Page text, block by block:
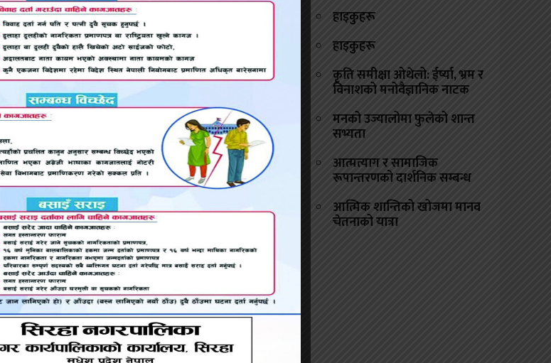
भएको परिवारमा उनका जेठा छोरा २० वर्षीय
अरु सदस्यले मेलापात गर्दै आएका थिए। घरको
छ। पीडित परिवारले दोषीलाई कडा कारबाहीको
अभियुक्त अब्दुस सलामलाई पक्राउ गरेको छ।
निरीक्षक रञ्जन मिश्रले जानकारी दिए। अन्य दुई
न्याय पाउँछ। यो घटनामा संलग्न सबैलाई कारबाही
गौशालाले जनाएको छ।
हाइकुहरू
हाइकुहरू
कृति समीक्षा ओथेलो: ईर्ष्या, भ्रम र
विनाशको मनोवैज्ञानिक नाटक
मनको उज्यालोमा फुलेको शान्त
सभ्यता
आत्मत्याग र सामाजिक
रूपान्तरणको दार्शनिक सम्बन्ध
आत्मिक शान्तिको खोजमा मानव
चेतनाको यात्रा